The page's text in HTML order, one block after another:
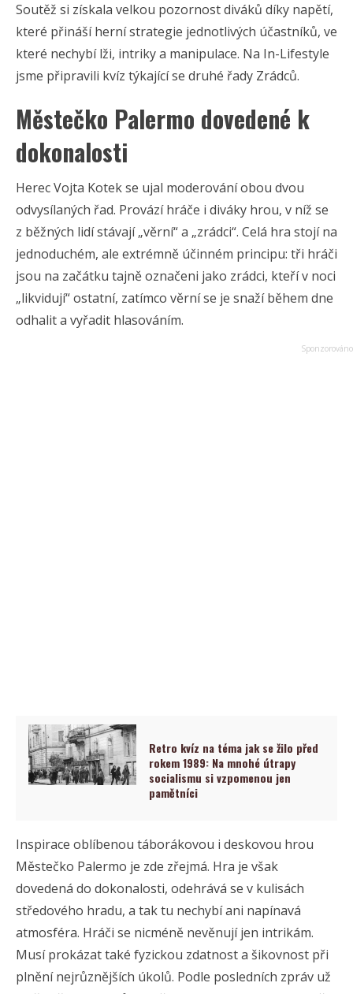
Soutěž si získala velkou pozornost diváků díky napětí,
které přináší herní strategie jednotlivých účastníků, ve
které nechybí lži, intriky a manipulace. Na In-Lifestyle
jsme připravili kvíz týkající se druhé řady Zrádců.
Městečko Palermo dovedené k
dokonalosti
Herec Vojta Kotek se ujal moderování obou dvou
odvysílaných řad. Provází hráče i diváky hrou, v níž se
z běžných lidí stávají „věrní“ a „zrádci“. Celá hra stojí na
jednoduchém, ale extrémně účinném principu: tři hráči
jsou na začátku tajně označeni jako zrádci, kteří v noci
„likvidují“ ostatní, zatímco věrní se je snaží během dne
odhalit a vyřadit hlasováním.
Retro kvíz na téma jak se žilo před
rokem 1989: Na mnohé útrapy
socialismu si vzpomenou jen
pamětníci
Inspirace oblíbenou táborákovou i deskovou hrou
Městečko Palermo je zde zřejmá. Hra je však
dovedená do dokonalosti, odehrává se v kulisách
středového hradu, a tak tu nechybí ani napínavá
atmosféra. Hráči se nicméně nevěnují jen intrikám.
Musí prokázat také fyzickou zdatnost a šikovnost při
plnění nejrůznějších úkolů. Podle posledních zpráv už